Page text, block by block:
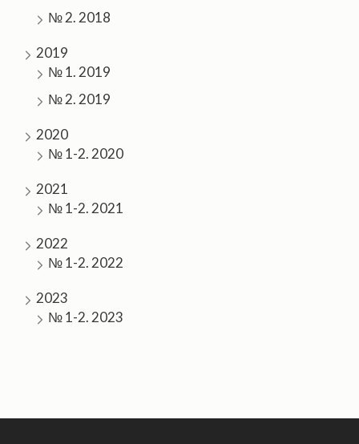
№ 2. 2018
2019
№ 1. 2019
№ 2. 2019
2020
№ 1-2. 2020
2021
№ 1-2. 2021
2022
№ 1-2. 2022
2023
№ 1-2. 2023